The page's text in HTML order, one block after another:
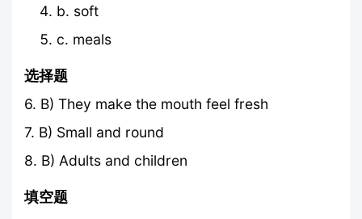
b. soft
c. meals
选择题
6. B) They make the mouth feel fresh
7. B) Small and round
8. B) Adults and children
填空题